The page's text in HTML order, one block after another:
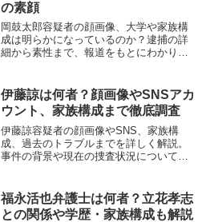
の素顔
岡鼓太郎容疑者の顔画像、大学や家族構
成は明らかになっているのか？逮捕の詳
細から素性まで、報道をもとにわかりや
伊藤諒は何者？顔画像やSNSアカ
ウント、家族構成まで徹底調査
伊藤諒容疑者の顔画像やSNS、家族構
成、過去のトラブルまでを詳しく解説。
事件の背景や現在の捜査状況についても
福永活也弁護士は何者？立花孝志
との関係や学歴・家族構成も解説